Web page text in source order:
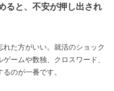
ると、不安が押し出され
た方がいい。就活のショック
ームや数独、クロスワード、
のが一番です。